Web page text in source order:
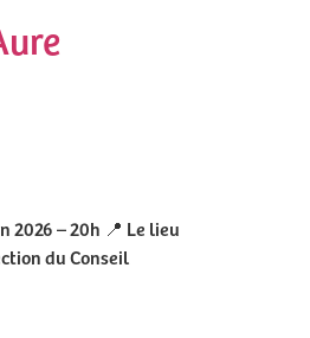
2026 – 20h 📍 Le lieu
du Conseil